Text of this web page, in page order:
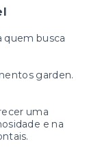
quem busca
garden.
uma
e na